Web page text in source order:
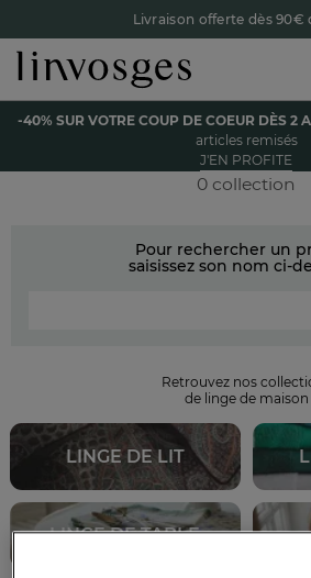
Livraison offerte dès 90€
Retour offert avec
Payez en 3x ou 4x sans frais
Le parrainage Linvosges : offrez
découvre
-40% sur votre coup de coeurdès 2
profite
-40% SUR VOTRE COUP DE COEUR DÈS 2
articles remisés
J'EN PROFITE
Accueil La chambre Couette Couette
COUETTE
0 collection
Pour rechercher un
saisissez son nom ci-
Retrouvez nos
de linge de maison
LINGE DE LIT
LINGE DE TABLE